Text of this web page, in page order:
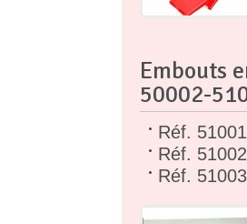
Embouts
50002-
Réf.
Réf.
Réf.